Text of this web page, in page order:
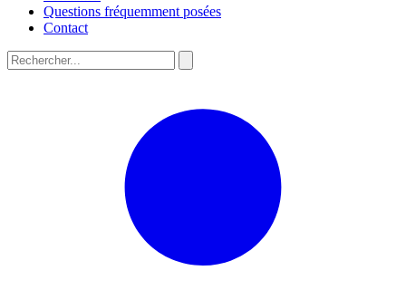
Questions fréquemment posées
Contact